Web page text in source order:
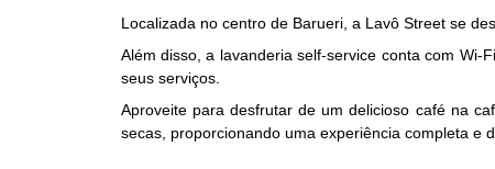
Localizada no centro de Barueri, a Lavô Street se
Além disso, a lavanderia self-service conta com
seus serviços.
Aproveite para desfrutar de um delicioso café na
secas, proporcionando uma experiência completa e